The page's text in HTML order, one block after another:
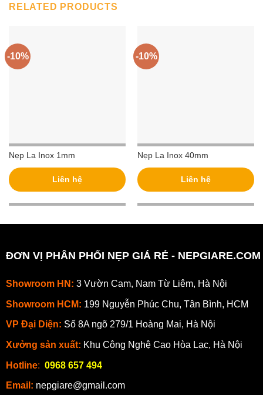
RELATED PRODUCTS
-10%
Nẹp La Inox 1mm
Liên hệ
-10%
Nẹp La Inox 40mm
Liên hệ
ĐƠN VỊ PHÂN PHỐI NẸP GIÁ RẺ - NEPGIARE.COM
Showroom HN: 3 Vườn Cam, Nam Từ Liêm, Hà Nội
Showroom HCM: 199 Nguyễn Phúc Chu, Tân Bình, HCM
VP Đại Diện: Số 8A ngõ 279/1 Hoàng Mai, Hà Nội
Xưởng sản xuất: Khu Công Nghệ Cao Hòa Lạc, Hà Nội
Hotline: 0968 657 494
Email: nepgiare@gmail.com